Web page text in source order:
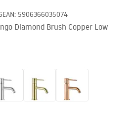
EAN: 5906366035074
Diamond Brush Copper Low